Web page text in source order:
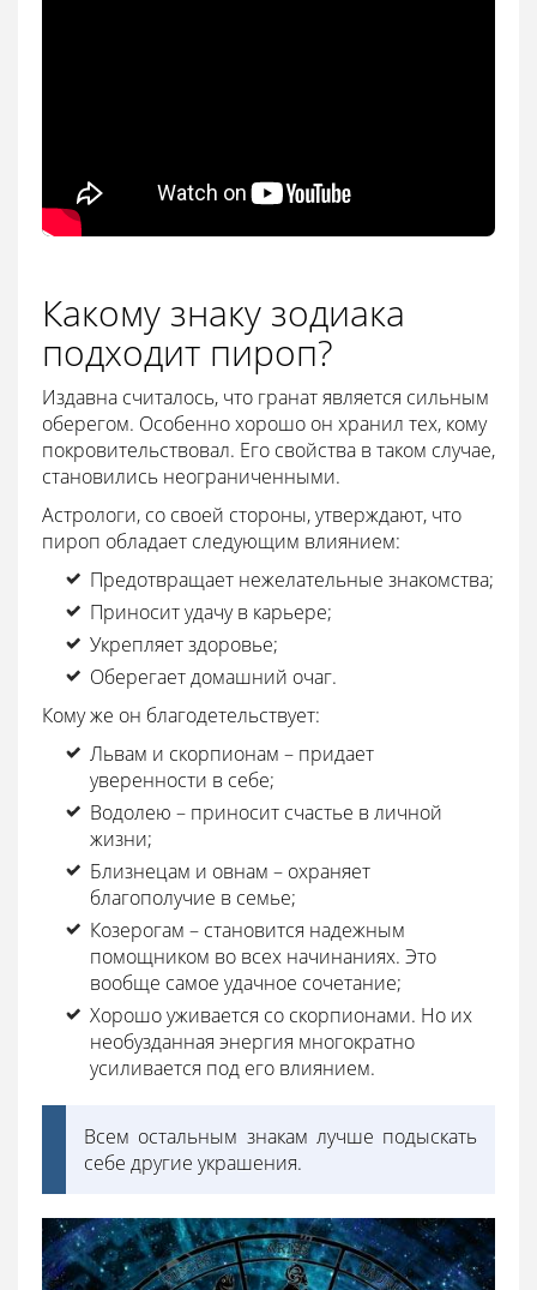
Какому знаку зодиака
подходит пироп?
Издавна считалось, что гранат является сильным
оберегом. Особенно хорошо он хранил тех, кому
покровительствовал. Его свойства в таком случае,
становились неограниченными.
Астрологи, со своей стороны, утверждают, что
пироп обладает следующим влиянием:
Предотвращает нежелательные знакомства;
Приносит удачу в карьере;
Укрепляет здоровье;
Оберегает домашний очаг.
Кому же он благодетельствует:
Львам и скорпионам – придает
уверенности в себе;
Водолею – приносит счастье в личной
жизни;
Близнецам и овнам – охраняет
благополучие в семье;
Козерогам – становится надежным
помощником во всех начинаниях. Это
вообще самое удачное сочетание;
Хорошо уживается со скорпионами. Но их
необузданная энергия многократно
усиливается под его влиянием.
Всем остальным знакам лучше подыскать
себе другие украшения.